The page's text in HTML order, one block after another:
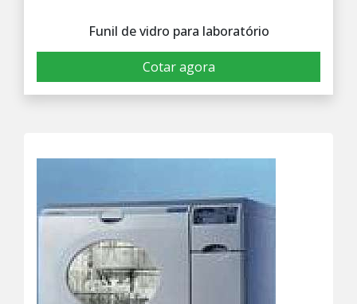
Funil de vidro para laboratório
Cotar agora